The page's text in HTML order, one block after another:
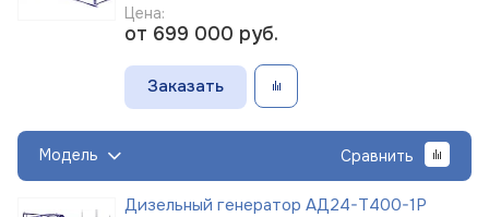
Цена:
от 699 000 руб.
Заказать
Модель Сравнить
Дизельный генератор АД24-Т400-1Р